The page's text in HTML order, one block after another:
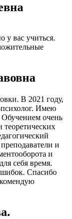
у вас учиться.
В 2021 году,
психолог. Имею
Обучением очень
теоретических
и
и
себя время.
Спасибо